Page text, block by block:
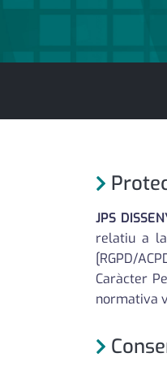
JPS
relatiu a
[RGPD/
Caràcter
normativa